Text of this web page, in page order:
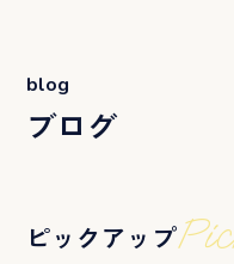
blog
ブログ
ピックアップ